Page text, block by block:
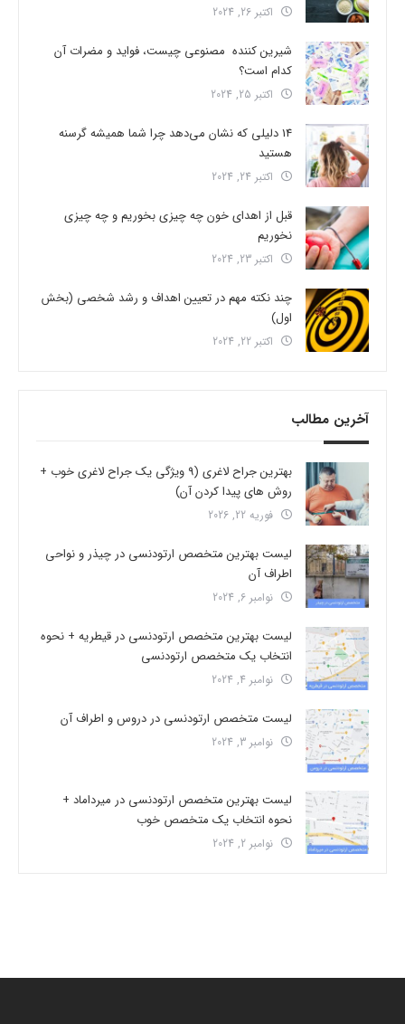
اکتبر 26, 2024
شیرین کننده مصنوعی چیست، فواید و مضرات آن
کدام است؟
اکتبر 25, 2024
14 دلیلی که نشان می‌دهد چرا شما همیشه گرسنه
هستید
اکتبر 24, 2024
قبل از اهدای خون چه چیزی بخوریم و چه چیزی
نخوریم
اکتبر 23, 2024
چند نکته مهم در تعیین اهداف و رشد شخصی (بخش
اول)
اکتبر 22, 2024
آخرین مطالب
بهترین جراح لاغری (9 ویژگی یک جراح لاغری خوب +
روش های پیدا کردن آن)
فوریه 22, 2026
لیست بهترین متخصص ارتودنسی در چیذر و نواحی
اطراف آن
نوامبر 6, 2024
لیست بهترین متخصص ارتودنسی در قیطریه + نحوه
انتخاب یک متخصص ارتودنسی
نوامبر 4, 2024
لیست متخصص ارتودنسی در دروس و اطراف آن
نوامبر 3, 2024
لیست بهترین متخصص ارتودنسی در میرداماد +
نحوه انتخاب یک متخصص خوب
نوامبر 2, 2024